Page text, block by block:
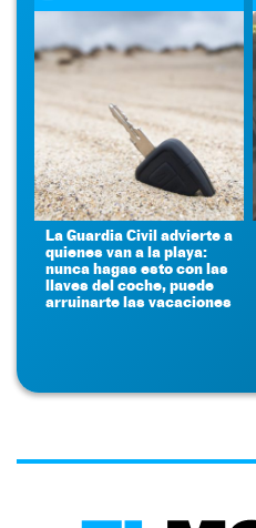
La Guardia Civil advierte a
quienes van a la playa:
nunca hagas esto con las
llaves del coche, puede
arruinarte las vacaciones